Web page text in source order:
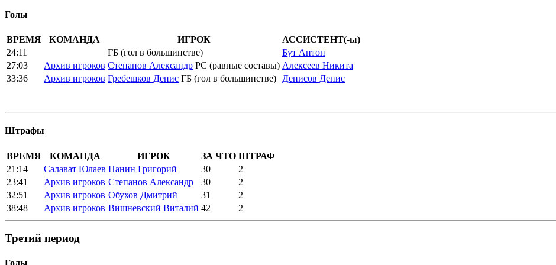
Голы
ВРЕМЯ КОМАНДА ИГРОК
АССИСТЕНТ(-ы)
24:11
ГБ (гол в большинстве)
Бут Антон
27:03
Архив игроков Степанов Александр РС (равные составы) Алексеев Никита
33:36
Архив игроков Гребешков Денис ГБ (гол в большинстве) Денисов Денис
Штрафы
ВРЕМЯ КОМАНДА ИГРОК ЗА ЧТО ШТРАФ
21:14
Салават Юлаев Панин Григорий 30
2
23:41
Архив игроков Степанов Александр 30
2
32:51
Архив игроков Обухов Дмитрий 31
2
38:48
Архив игроков Вишневский Виталий 42 2
Третий период
Голы